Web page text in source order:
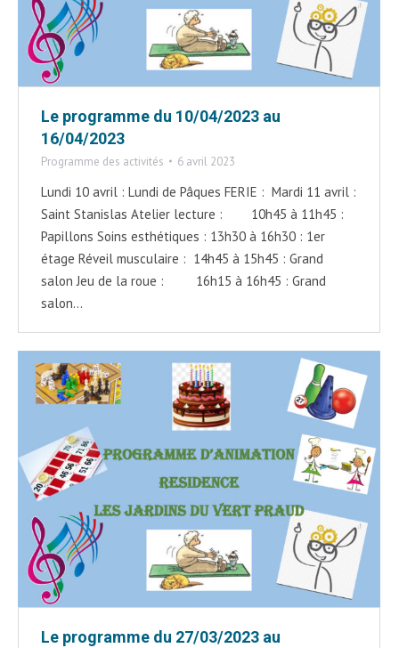
Le programme du 10/04/2023 au
16/04/2023
Programme des activités 6 avril 2023
Lundi 10 avril : Lundi de Pâques FERIE : Mardi 11 avril :
Saint Stanislas Atelier lecture : 10h45 à 11h45 :
Papillons Soins esthétiques : 13h30 à 16h30 : 1er
étage Réveil musculaire : 14h45 à 15h45 : Grand
salon Jeu de la roue : 16h15 à 16h45 : Grand
salon…
Le programme du 27/03/2023 au